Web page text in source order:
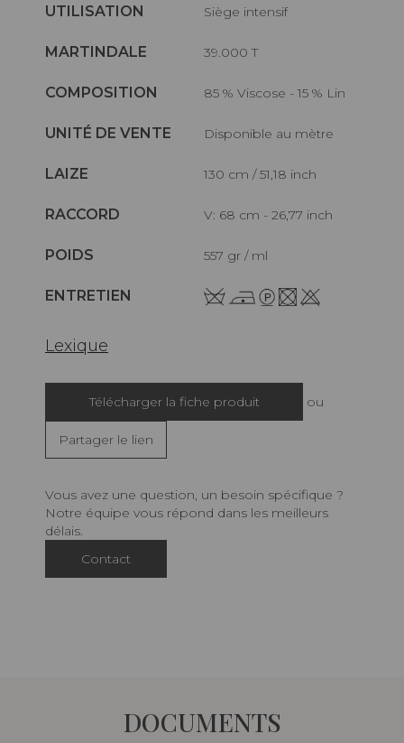
UTILISATION Siège intensif
MARTINDALE 39.000 T
COMPOSITION 85 % Viscose - 15 % Lin
UNITÉ DE VENTE Disponible au mètre
LAIZE 130 cm / 51,18 inch
RACCORD V: 68 cm - 26,77 inch
POIDS 557 gr / ml
ENTRETIEN
Lexique
Télécharger la fiche produit ou
Partager le lien
Vous avez une question, un besoin spécifique ?
Notre équipe vous répond dans les meilleurs
délais.
Contact
DOCUMENTS